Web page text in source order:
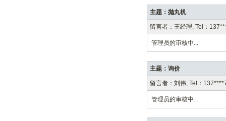
主题：抛丸机
留言者：王经理, Tel：
管理员的审核中...
主题：询价
留言者：刘伟, Tel：
管理员的审核中...